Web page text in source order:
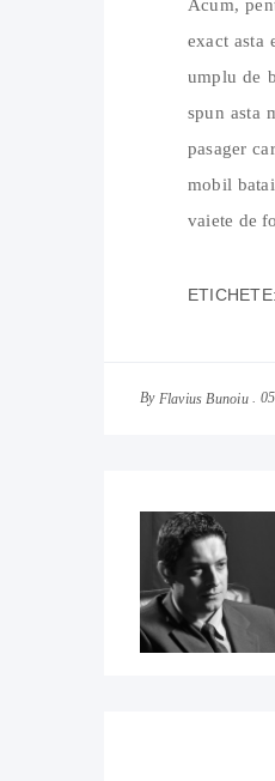
Acum,
exact asta
umplu de
spun asta
pasager
mobil
vaiete de
By Flavius Bunoiu